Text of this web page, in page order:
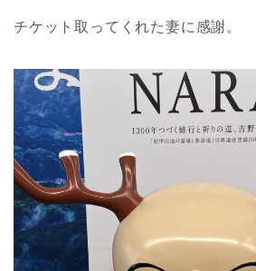
チケット取ってくれた妻に感謝。